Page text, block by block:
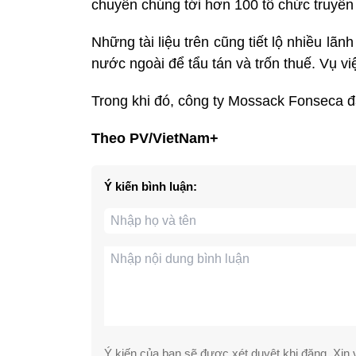
chuyển chúng tới hơn 100 tổ chức
Những tài liệu trên cũng tiết lộ nhiều
nước ngoài để tẩu tán và trốn thuế. Vụ
Trong khi đó, công ty Mossack Fonseca
Theo PV/VietNam+
Ý kiến bình luận:
Ý kiến của bạn sẽ được xét duyệt khi đăng. Xin